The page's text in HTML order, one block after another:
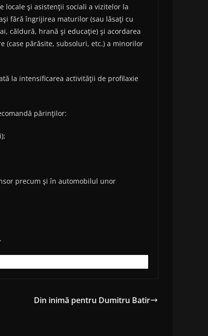
şi asistenţii sociali a vizitelor la
fără îngrijirea maturilor (sau lăsaţi cu
căldură, hrană şi educaţie) şi acordarea
(case părăsite, subsoluri, etc.) a minorilor
la intensificarea activităţii de profilaxie
părinţilor:
precum şi în automobilul unor
Din inimă pentru Dumitru Batir